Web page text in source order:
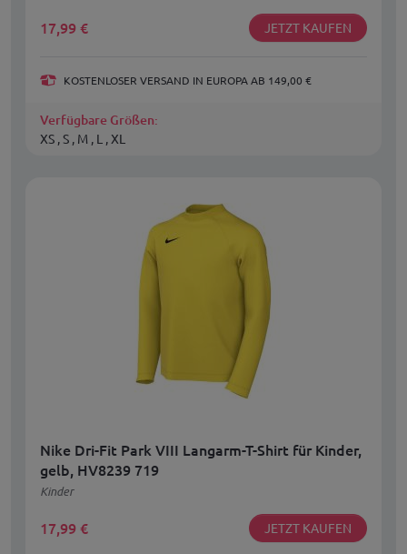
17,99 € JETZT KAUFEN
KOSTENLOSER VERSAND IN EUROPA AB 149,00 €
Verfügbare Größen:
XS , S , M , L , XL
Nike Dri-Fit Park VIII Langarm-T-Shirt für Kinder,
gelb, HV8239 719
Kinder
17,99 € JETZT KAUFEN